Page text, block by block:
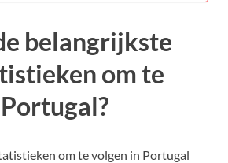
belangrijkste
om te
om te volgen in Portugal